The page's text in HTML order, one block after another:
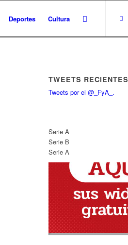
Deportes Cultura
TWEETS RECIENTES
Tweets por el @_FyA_.
Serie A
Serie B
Serie A